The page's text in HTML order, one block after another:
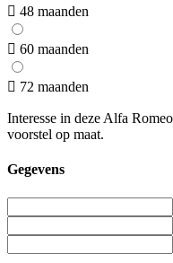
48 maanden
60 maanden
72 maanden
Interesse in deze Alfa
voorstel op maat.
Gegevens